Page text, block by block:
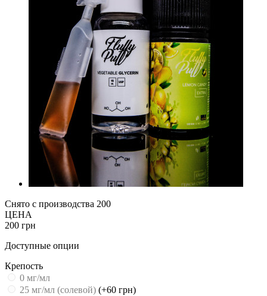
Снято с производства 200
ЦЕНА
200 грн
Доступные опции
Крепость
0 мг/мл
25 мг/мл (cолевой) (+60 грн)